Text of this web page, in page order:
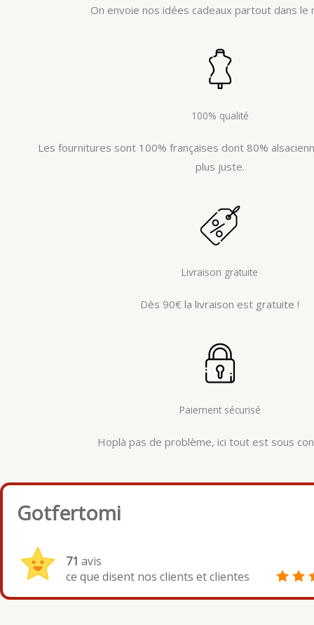
On envoie nos idées cadeaux partout dans le
100% qualité
Les fournitures sont 100% françaises dont 80%
plus juste.
Livraison gratuite
Dès 90€ la livraison est gratuite !
Paiement sécurisé
Hoplà pas de problème, ici tout est sous
Gotfertomi
71 avis
ce que disent nos clients et clientes